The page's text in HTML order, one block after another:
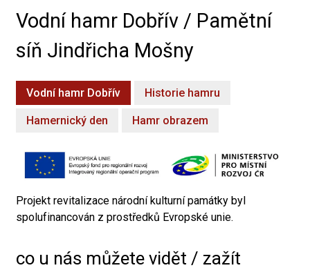
Vodní hamr Dobřív / Pamětní
síň Jindřicha Mošny
Vodní hamr Dobřív Historie hamru
Hamernický den Hamr obrazem
Projekt revitalizace národní kulturní památky byl
spolufinancován z prostředků Evropské unie.
co u nás můžete vidět / zažít